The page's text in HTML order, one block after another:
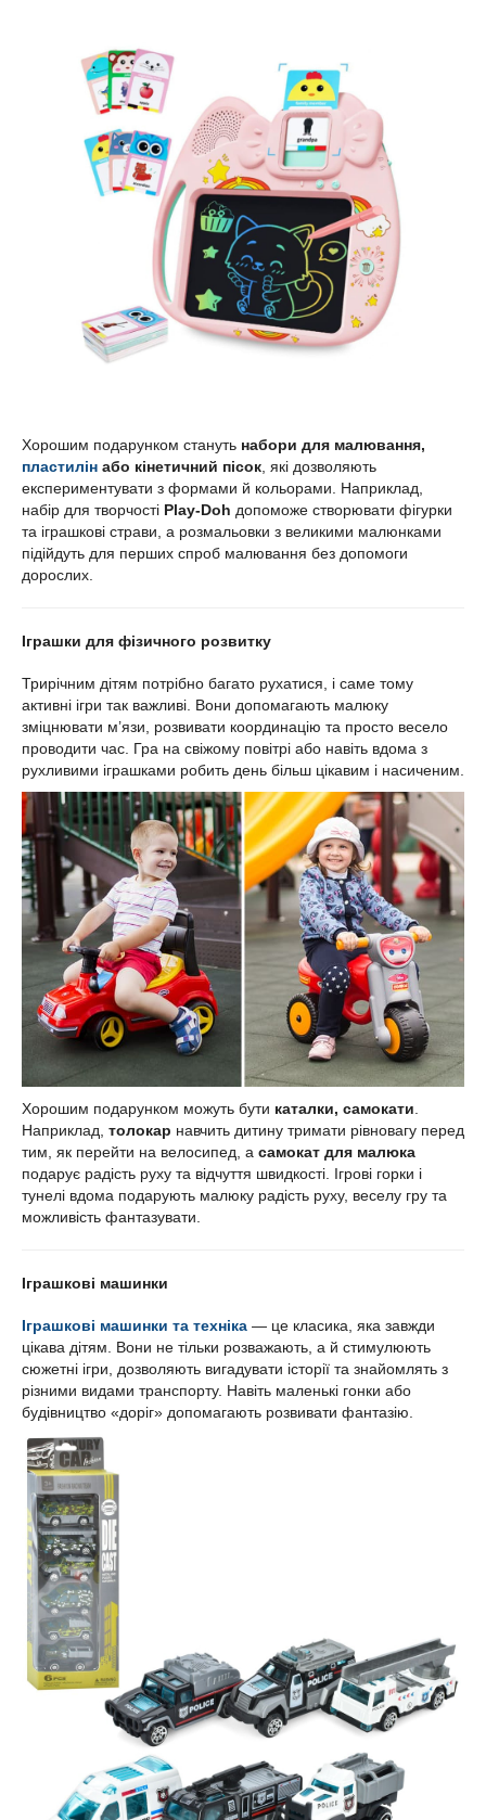
Хорошим подарунком стануть набори для малювання,
пластилін або кінетичний пісок , які дозволяють
експериментувати з формами й кольорами. Наприклад,
набір для творчості Play-Doh допоможе створювати фігурки
та іграшкові страви, а розмальовки з великими малюнками
підійдуть для перших спроб малювання без допомоги
дорослих.
Іграшки для фізичного розвитку
Трирічним дітям потрібно багато рухатися, і саме тому
активні ігри так важливі. Вони допомагають малюку
зміцнювати м’язи, розвивати координацію та просто весело
проводити час. Гра на свіжому повітрі або навіть вдома з
рухливими іграшками робить день більш цікавим і насиченим.
Хорошим подарунком можуть бути каталки, самокати.
Наприклад, толокар навчить дитину тримати рівновагу перед
тим, як перейти на велосипед, а самокат для малюка
подарує радість руху та відчуття швидкості. Ігрові горки і
тунелі вдома подарують малюку радість руху, веселу гру та
можливість фантазувати.
Іграшкові машинки
Іграшкові машинки та техніка — це класика, яка завжди
цікава дітям. Вони не тільки розважають, а й стимулюють
сюжетні ігри, дозволяють вигадувати історії та знайомлять з
різними видами транспорту. Навіть маленькі гонки або
будівництво «доріг» допомагають розвивати фантазію.